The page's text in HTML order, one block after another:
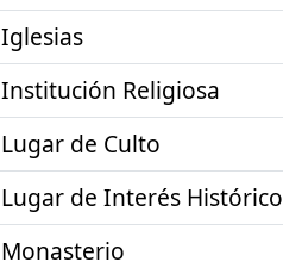
Iglesias
Institución Religiosa
Lugar de Culto
Lugar de Interés Histórico
Monasterio